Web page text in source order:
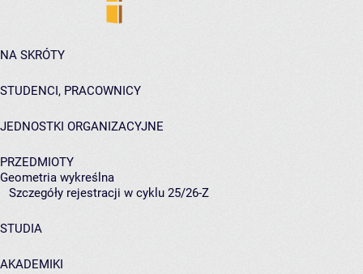
NA SKRÓTY
STUDENCI, PRACOWNICY
JEDNOSTKI ORGANIZACYJNE
PRZEDMIOTY
Geometria wykreślna
Szczegóły rejestracji w cyklu 25/26-Z
STUDIA
AKADEMIKI